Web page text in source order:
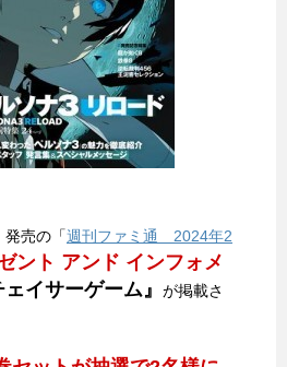
売の「週刊ファミ通 2024年2
ゼント アンド インフォメ
ェイサーゲーム』
が掲載さ